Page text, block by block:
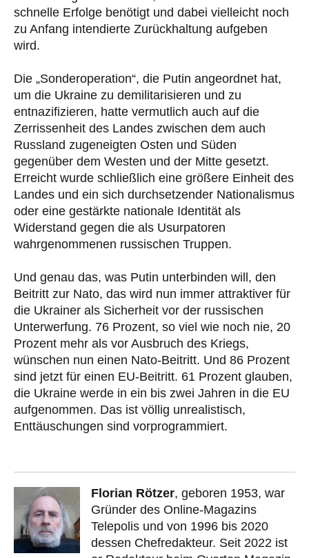
schnelle Erfolge benötigt und dabei vielleicht noch
zu Anfang intendierte Zurückhaltung aufgeben
wird.
Die „Sonderoperation“, die Putin angeordnet hat,
um die Ukraine zu demilitarisieren und zu
entnazifizieren, hatte vermutlich auch auf die
Zerrissenheit des Landes zwischen dem auch
Russland zugeneigten Osten und Süden
gegenüber dem Westen und der Mitte gesetzt.
Erreicht wurde schließlich eine größere Einheit des
Landes und ein sich durchsetzender Nationalismus
oder eine gestärkte nationale Identität als
Widerstand gegen die als Usurpatoren
wahrgenommenen russischen Truppen.
Und genau das, was Putin unterbinden will, den
Beitritt zur Nato, das wird nun immer attraktiver für
die Ukrainer als Sicherheit vor der russischen
Unterwerfung. 76 Prozent, so viel wie noch nie, 20
Prozent mehr als vor Ausbruch des Kriegs,
wünschen nun einen Nato-Beitritt. Und 86 Prozent
sind jetzt für einen EU-Beitritt. 61 Prozent glauben,
die Ukraine werde in ein bis zwei Jahren in die EU
aufgenommen. Das ist völlig unrealistisch,
Enttäuschungen sind vorprogrammiert.
Florian Rötzer, geboren 1953, war
Gründer des Online-Magazins
Telepolis und von 1996 bis 2020
dessen Chefredakteur. Seit 2022 ist